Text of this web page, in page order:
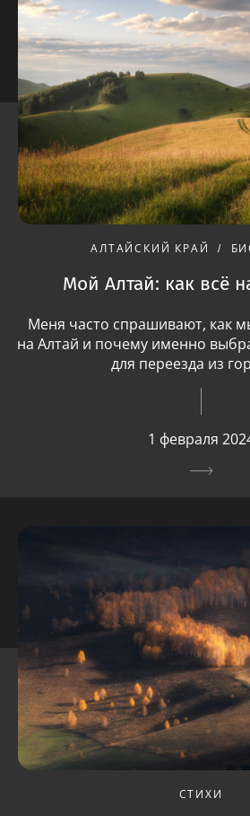
АЛТАЙСКИЙ КРАЙ
Мой Алтай: как всё
Меня часто спрашивают, как
на Алтай и почему именно
для переезда из
1 февраля
СТИХИ